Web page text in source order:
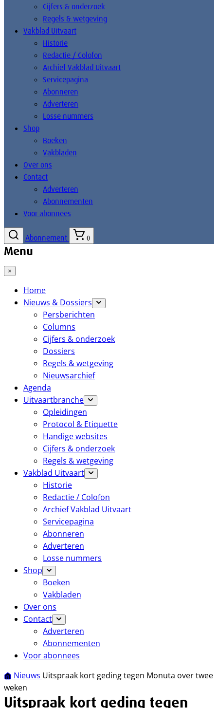
Cijfers & onderzoek
Regels & wetgeving
Vakblad Uitvaart
Historie
Redactie / Colofon
Archief Vakblad Uitvaart
Servicepagina
Abonneren
Adverteren
Losse nummers
Shop
Boeken
Vakbladen
Over ons
Contact
Adverteren
Abonnementen
Voor abonnees
Abonnement 0
Menu
×
Home
Nieuws & Dossiers
Persberichten
Columns
Cijfers & onderzoek
Dossiers
Regels & wetgeving
Nieuwsarchief
Agenda
Uitvaartbranche
Opleidingen
Protocol & Etiquette
Handige websites
Cijfers & onderzoek
Regels & wetgeving
Vakblad Uitvaart
Historie
Redactie / Colofon
Archief Vakblad Uitvaart
Servicepagina
Abonneren
Adverteren
Losse nummers
Shop
Boeken
Vakbladen
Over ons
Contact
Adverteren
Abonnementen
Voor abonnees
Nieuws Uitspraak kort geding tegen Monuta over twee
weken
Uitspraak kort geding tegen